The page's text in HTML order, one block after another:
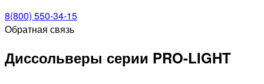
8(800) 550-34-15
Обратная связь
Диссольверы серии PRO-LIGHT